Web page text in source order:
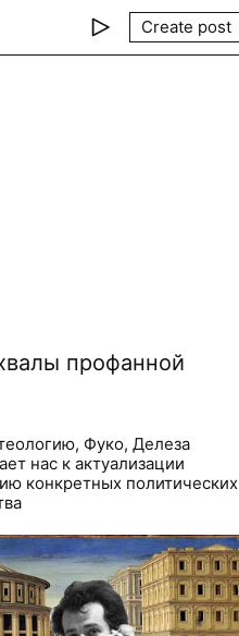
Create post
профанной
Фуко, Делеза
нас к актуализации
конкретных политических